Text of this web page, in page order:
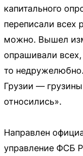
капитального
переписали всех
можно. Вышел
опрашивали
то
Грузии —
относились».
Направлен
управление ФСБ